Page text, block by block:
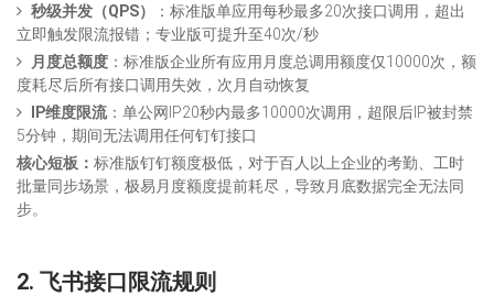
秒级并发（QPS）
：标准版单应用每秒最多20次接口调用，超出
立即触发限流报错；专业版可提升至40次/秒
月度总额度 ：标准版企业所有应用月度总调用额度仅10000次，额
度耗尽后所有接口调用失效，次月自动恢复
IP维度限流：单公网IP20秒内最多10000次调用，超限后IP被封禁
5分钟，期间无法调用任何钉钉接口
核心短板： 标准版钉钉额度极低，对于百人以上企业的考勤、工时
批量同步场景，极易月度额度提前耗尽，导致月底数据完全无法同
步。
2. 飞书接口限流规则